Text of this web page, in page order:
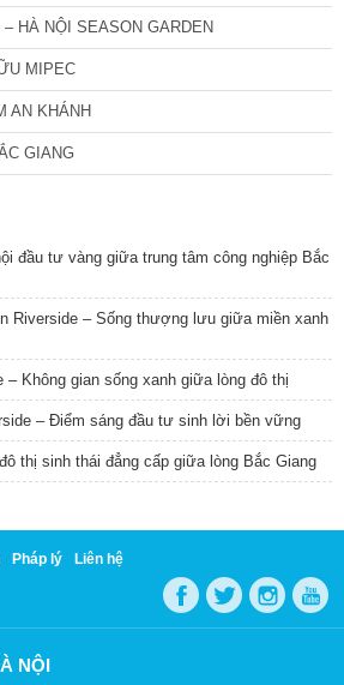
HÀ NỘI SEASON GARDEN
MIPEC
AN KHÁNH
GIANG
đầu tư vàng giữa trung tâm công nghiệp Bắc
Riverside – Sống thượng lưu giữa miền xanh
– Không gian sống xanh giữa lòng đô thị
– Điểm sáng đầu tư sinh lời bền vững
thị sinh thái đẳng cấp giữa lòng Bắc Giang
Pháp lý Liên hệ
NỘI